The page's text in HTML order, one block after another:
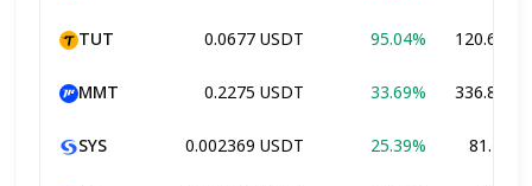
TUT 0.0677USDT 95.04% 120.62M
MMT 0.2275 USDT 33.69% 336.87M
SYS 0.002369 USDT 25.39% 81.14K